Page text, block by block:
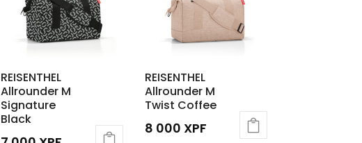
REISENTHEL
Allrounder M
Signature
Black
REISENTHEL
Allrounder M
Twist Coffee
8 000 XPF